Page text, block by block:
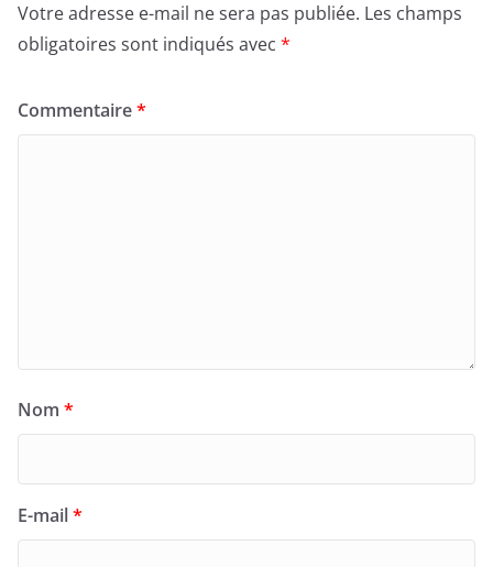
Votre adresse e-mail ne sera pas publiée. Les champs
obligatoires sont indiqués avec *
Commentaire*
Nom *
E-mail*